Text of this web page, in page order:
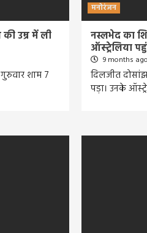
उम्र में ली
शाम 7
मनोरंजन
नस्लभेद का
ऑस्ट्रेलिया
9 months ago
दिलजीत
पड़ा। उनके